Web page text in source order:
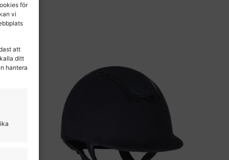
för
vi
att
ditt
hantera